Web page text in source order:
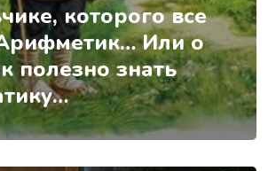
которого все
Или о
полезно знать